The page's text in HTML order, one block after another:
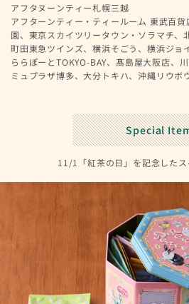
アフタヌーンティー札幌三越
アフターンティー・ティールーム 東武百
園、東京スカイツリータウン・ソラマチ、
町田東急ツインズ、横浜そごう、横浜ジョ
ららぽーとTOKYO-BAY、髙島屋大阪店、
ミュプラザ博多、大分トキハ、沖縄リウボ
Special
11/1「紅茶の日」を記念した